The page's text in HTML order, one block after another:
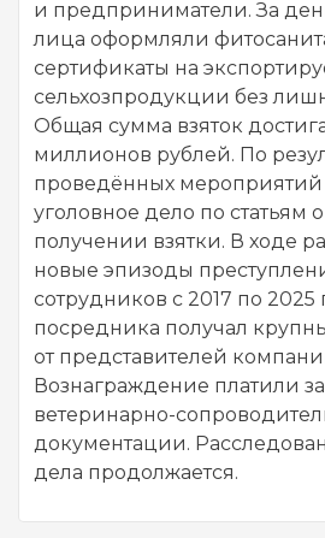
и предприниматели. За
лица оформляли
сертификаты на
сельхозпродукции без
Общая сумма взяток
миллионов рублей. По
проведённых мероприятий
уголовное дело по статьям
получении взятки. В ходе
новые эпизоды
сотрудников с 2017 по 2025
посредника получал
от представителей
Вознаграждение платили
ветеринарно-
документации.
дела продолжается.